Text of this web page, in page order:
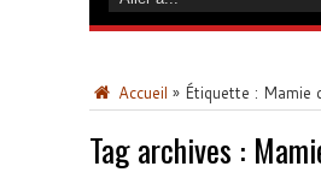
Accueil » Étiquette : Mamie
Tag archives :